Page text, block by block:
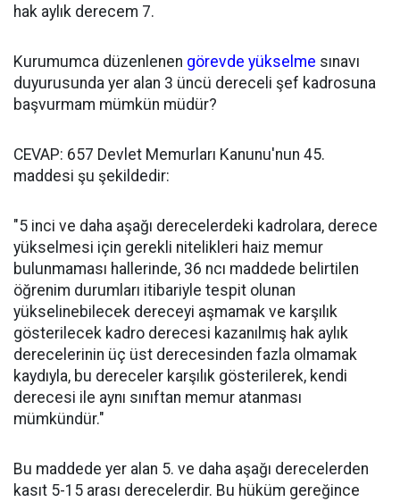
hak aylık derecem 7.
Kurumumca düzenlenen görevde yükselme sınavı
duyurusunda yer alan 3 üncü dereceli şef kadrosuna
başvurmam mümkün müdür?
CEVAP: 657 Devlet Memurları Kanunu'nun 45.
maddesi şu şekildedir:
"5 inci ve daha aşağı derecelerdeki kadrolara, derece
yükselmesi için gerekli nitelikleri haiz memur
bulunmaması hallerinde, 36 ncı maddede belirtilen
öğrenim durumları itibariyle tespit olunan
yükselinebilecek dereceyi aşmamak ve karşılık
gösterilecek kadro derecesi kazanılmış hak aylık
derecelerinin üç üst derecesinden fazla olmamak
kaydıyla, bu dereceler karşılık gösterilerek, kendi
derecesi ile aynı sınıftan memur atanması
mümkündür."
Bu maddede yer alan 5. ve daha aşağı derecelerden
kasıt 5-15 arası derecelerdir. Bu hüküm gereğince